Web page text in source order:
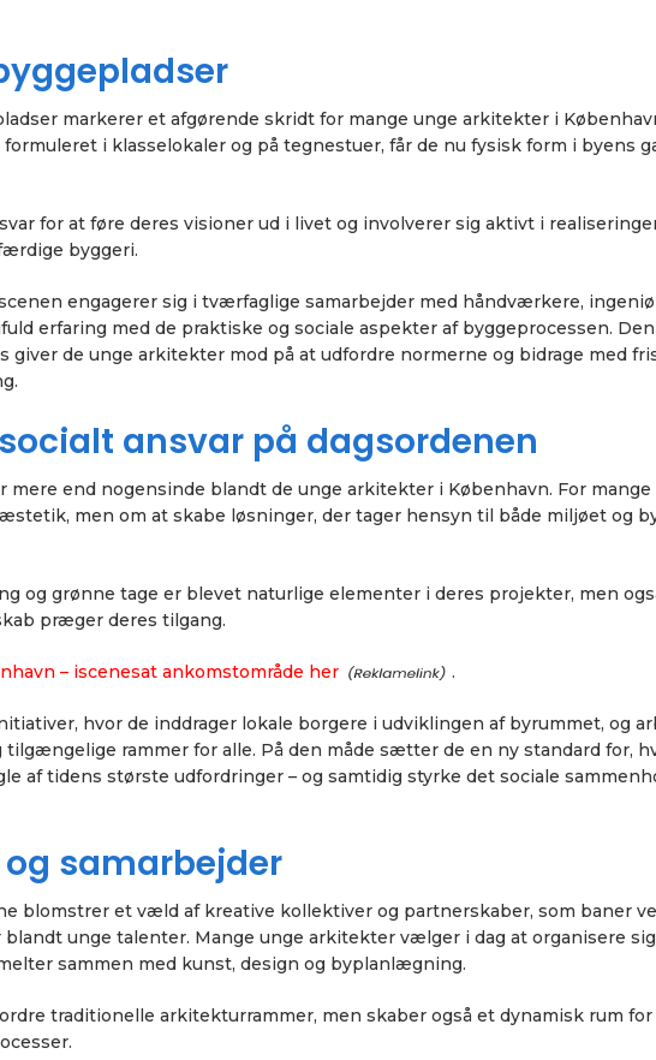
markerer et afgørende skridt for mange unge arkitekter i
i klasselokaler og på tegnestuer, får de nu fysisk form i byens
for at føre deres visioner ud i livet og involverer sig aktivt i
byggeri.
engagerer sig i tværfaglige samarbejder med håndværkere,
erfaring med de praktiske og sociale aspekter af byggeprocessen.
de unge arkitekter mod på at udfordre normerne og bidrage med
ansvar på dagsordenen
end nogensinde blandt de unge arkitekter i København. For mange
men om at skabe løsninger, der tager hensyn til både miljøet og
og grønne tage er blevet naturlige elementer i deres projekter, men
præger deres tilgang.
– iscenesat ankomstområde her .
hvor de inddrager lokale borgere i udviklingen af byrummet, og
rammer for alle. På den måde sætter de en ny standard for,
af tidens største udfordringer – og samtidig styrke det sociale
samarbejder
blomstrer et væld af kreative kollektiver og partnerskaber, som baner
unge talenter. Mange unge arkitekter vælger i dag at organisere
sammen med kunst, design og byplanlægning.
traditionelle arkitekturrammer, men skaber også et dynamisk rum for